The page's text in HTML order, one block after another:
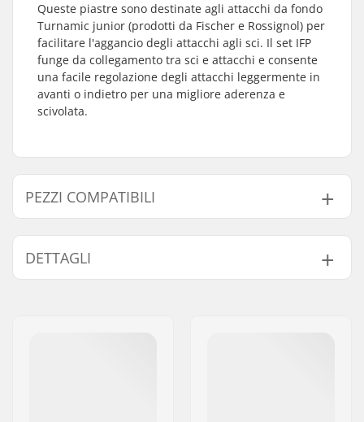
Queste piastre sono destinate agli attacchi da fondo
Turnamic junior (prodotti da Fischer e Rossignol) per
facilitare l'aggancio degli attacchi agli sci. Il set IFP
funge da collegamento tra sci e attacchi e consente
una facile regolazione degli attacchi leggermente in
avanti o indietro per una migliore aderenza e
scivolata.
PEZZI COMPATIBILI
Trova prodotti compatibili con Fischer Turnamic IFP
JR Piastre Di Montaggio:
DETTAGLI